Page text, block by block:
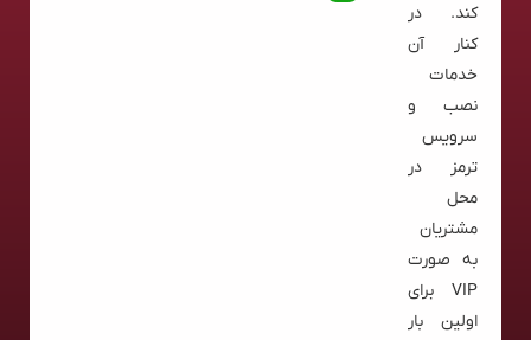
کند. در
کنار آن
خدمات
نصب و
سرویس
ترمز در
محل
مشتریان
به صورت
VIP برای
اولین بار